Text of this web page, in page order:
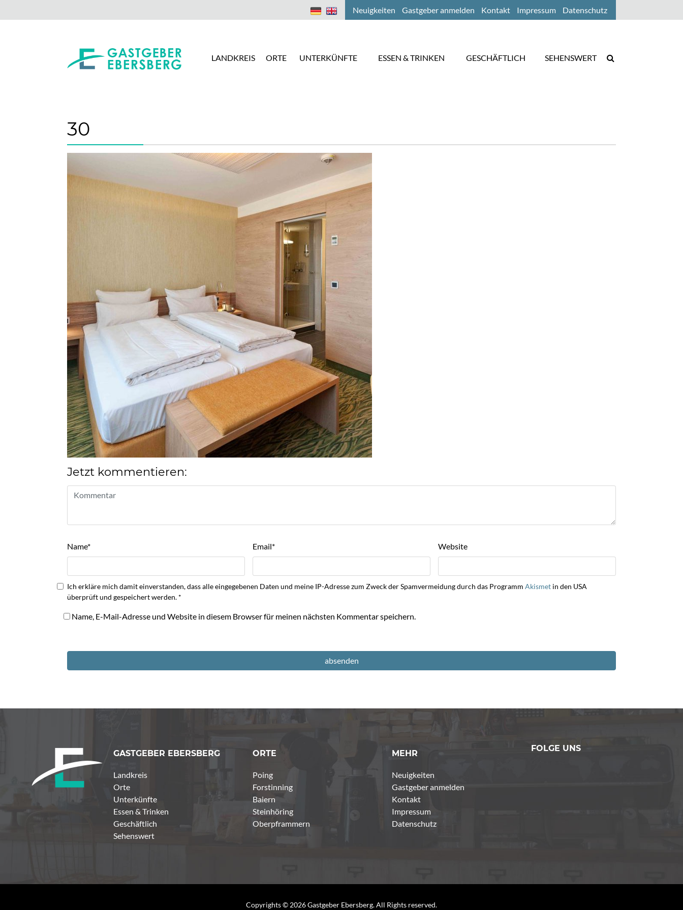
Neuigkeiten Gastgeber anmelden Kontakt Impressum Datenschutz
LANDKREIS ORTE UNTERKÜNFTE ESSEN & TRINKEN GESCHÄFTLICH SEHENSWERT
30
Jetzt kommentieren:
Name* Email* Website
Ich erkläre mich damit einverstanden, dass alle eingegebenen Daten und meine IP-Adresse zum Zweck der Spamvermeidung durch das Programm Akismet in den USA
überprüft und gespeichert werden. *
Name, E-Mail-Adresse und Website in diesem Browser für meinen nächsten Kommentar speichern.
GASTGEBER EBERSBERG
Landkreis
Orte
Unterkünfte
Essen & Trinken
Geschäftlich
Sehenswert
ORTE
Poing
Forstinning
Baiern
Steinhöring
Oberpframmern
MEHR
Neuigkeiten
Gastgeber anmelden
Kontakt
Impressum
Datenschutz
FOLGE UNS
Copyrights © 2026 Gastgeber Ebersberg. All Rights reserved.